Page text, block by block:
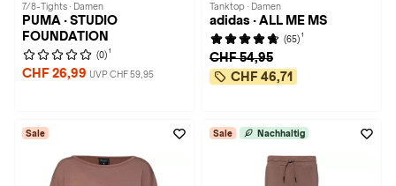
7/8-Tights · Damen
PUMA · STUDIO
FOUNDATION
(0) 1
CHF 26,99 UVP CHF 59,95
Tanktop · Damen
adidas · ALL ME MS
(65) 1
CHF 54,95
CHF 46,71
Sale Sale Nachhaltig